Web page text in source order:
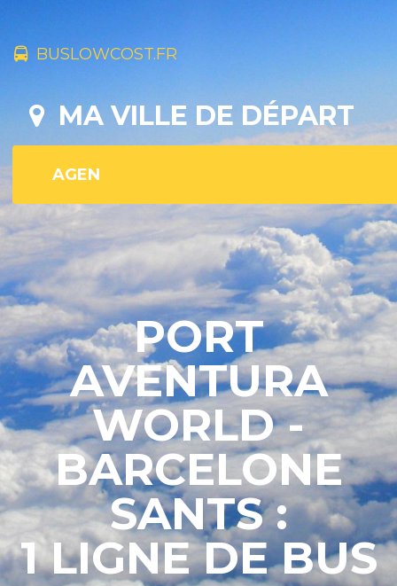
BUSLOWCOST.FR
MA VILLE DE DÉPART
PORT
AVENTURA
WORLD -
BARCELONE
SANTS :
1 LIGNE DE BUS